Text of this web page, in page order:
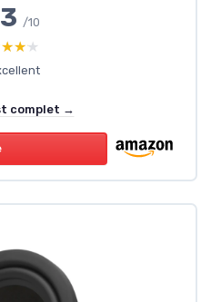
/10
complet →